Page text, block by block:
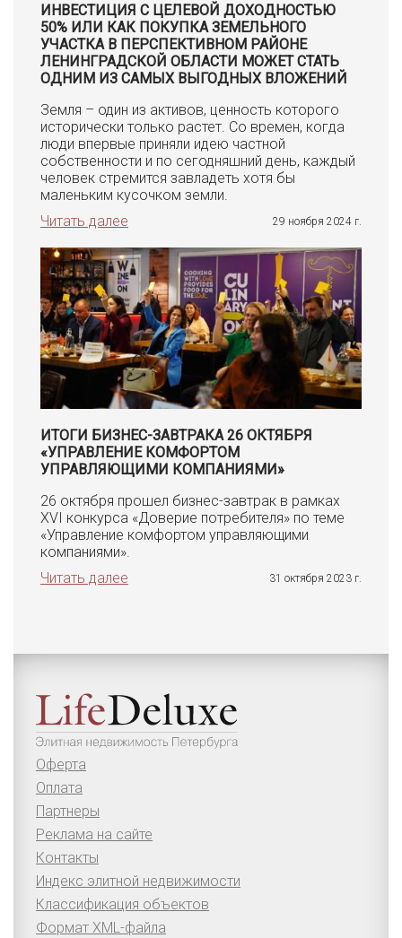
ИНВЕСТИЦИЯ С ЦЕЛЕВОЙ ДОХОДНОСТЬЮ
50% ИЛИ КАК ПОКУПКА ЗЕМЕЛЬНОГО
УЧАСТКА В ПЕРСПЕКТИВНОМ РАЙОНЕ
ЛЕНИНГРАДСКОЙ ОБЛАСТИ МОЖЕТ СТАТЬ
ОДНИМ ИЗ САМЫХ ВЫГОДНЫХ ВЛОЖЕНИЙ
Земля – один из активов, ценность которого
исторически только растет. Со времен, когда
люди впервые приняли идею частной
собственности и по сегодняшний день, каждый
человек стремится завладеть хотя бы
маленьким кусочком земли.
Читать далее
29 ноября 2024 г.
ИТОГИ БИЗНЕС-ЗАВТРАКА 26 ОКТЯБРЯ
«УПРАВЛЕНИЕ КОМФОРТОМ
УПРАВЛЯЮЩИМИ КОМПАНИЯМИ»
26 октября прошел бизнес-завтрак в рамках
XVI конкурса «Доверие потребителя» по теме
«Управление комфортом управляющими
компаниями».
Читать далее
31 октября 2023 г.
Оферта
Оплата
Партнеры
Реклама на сайте
Контакты
Индекс элитной недвижимости
Классификация объектов
Формат XML-файла